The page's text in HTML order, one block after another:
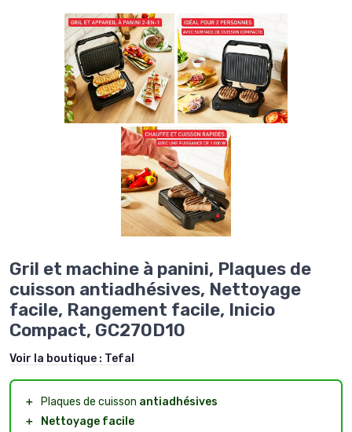
Gril et machine à panini, Plaques de
cuisson antiadhésives, Nettoyage
facile, Rangement facile, Inicio
Compact, GC270D10
Voir la boutique : Tefal
＋ Plaques de cuisson antiadhésives
＋
Nettoyage facile